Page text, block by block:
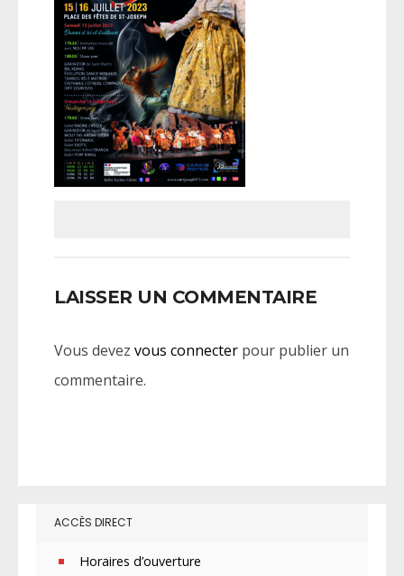
LAISSER UN COMMENTAIRE
Vous devez vous connecter pour publier un
commentaire.
ACCÈS DIRECT
Horaires d’ouverture